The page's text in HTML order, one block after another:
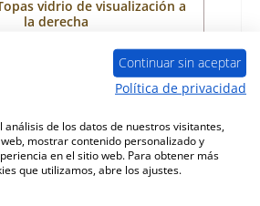
vidrio de visualización a
la derecha
01031865
72,10 €
plazo de entrega: 4-6 días
Detalles
Continuar sin aceptar
Política de privacidad
de los datos de nuestros visitantes,
mostrar contenido personalizado y
en el sitio web. Para obtener más
que utilizamos, abre los ajustes.